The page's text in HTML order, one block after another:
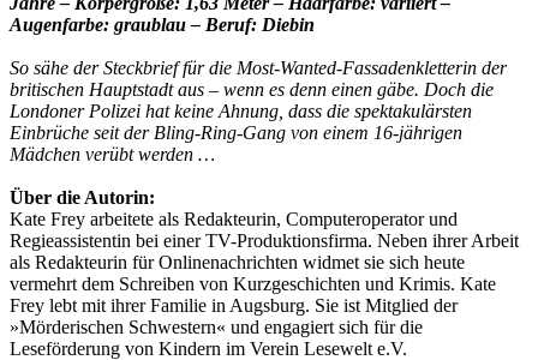
Augenfarbe: graublau – Beruf: Diebin
So sähe der Steckbrief für die Most-Wanted-Fassadenkletterin der
britischen Hauptstadt aus – wenn es denn einen gäbe. Doch die
Londoner Polizei hat keine Ahnung, dass die spektakulärsten
Einbrüche seit der Bling-Ring-Gang von einem 16-jährigen
Mädchen verübt werden …
Über die Autorin:
Kate Frey arbeitete als Redakteurin, Computeroperator und
Regieassistentin bei einer TV-Produktionsfirma. Neben ihrer Arbeit
als Redakteurin für Onlinenachrichten widmet sie sich heute
vermehrt dem Schreiben von Kurzgeschichten und Krimis. Kate
Frey lebt mit ihrer Familie in Augsburg. Sie ist Mitglied der
»Mörderischen Schwestern« und engagiert sich für die
Leseförderung von Kindern im Verein Lesewelt e.V.